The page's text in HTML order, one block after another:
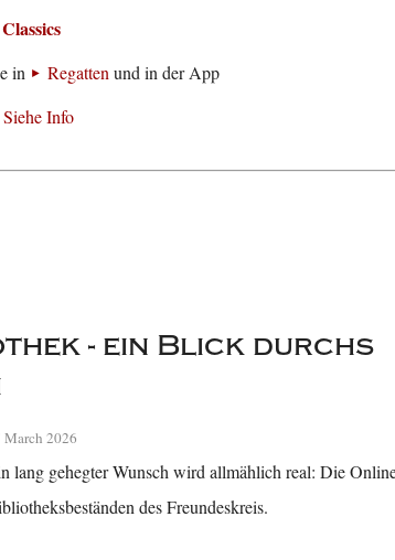
in Regattenund in der App
Siehe Info
- ein Blick durchs
March 2026
lang gehegter Wunsch wird allmählich real: Die
des Freundeskreis.